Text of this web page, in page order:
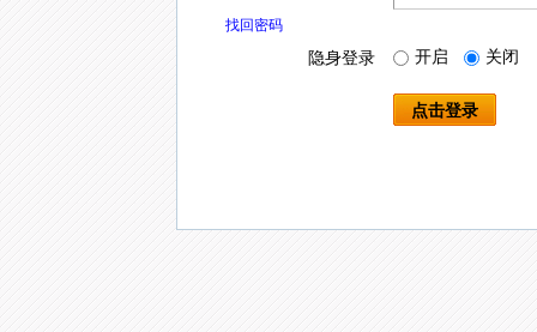
找回密码
隐身登录 开启 关闭
点击登录